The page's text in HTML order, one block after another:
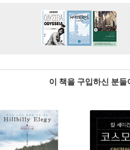
이 책을 구입하신 분